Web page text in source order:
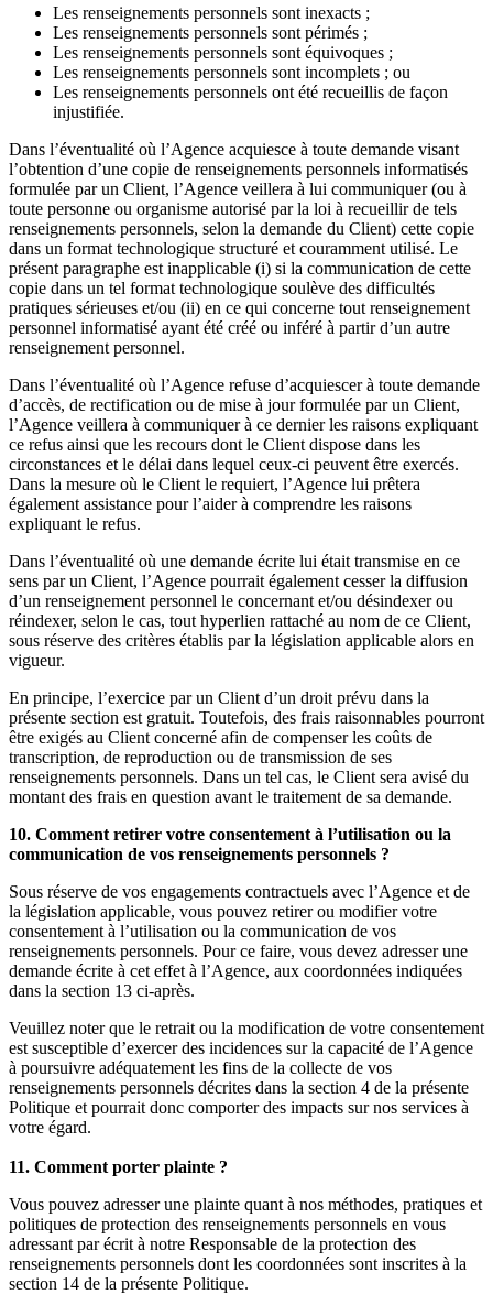
Les renseignements personnels sont inexacts ;
Les renseignements personnels sont périmés ;
Les renseignements personnels sont équivoques ;
Les renseignements personnels sont incomplets ; ou
Les renseignements personnels ont été recueillis de façon
injustifiée.
Dans l’éventualité où l’Agence acquiesce à toute demande visant
l’obtention d’une copie de renseignements personnels informatisés
formulée par un Client, l’Agence veillera à lui communiquer (ou à
toute personne ou organisme autorisé par la loi à recueillir de tels
renseignements personnels, selon la demande du Client) cette copie
dans un format technologique structuré et couramment utilisé. Le
présent paragraphe est inapplicable (i) si la communication de cette
copie dans un tel format technologique soulève des difficultés
pratiques sérieuses et/ou (ii) en ce qui concerne tout renseignement
personnel informatisé ayant été créé ou inféré à partir d’un autre
renseignement personnel.
Dans l’éventualité où l’Agence refuse d’acquiescer à toute demande
d’accès, de rectification ou de mise à jour formulée par un Client,
l’Agence veillera à communiquer à ce dernier les raisons expliquant
ce refus ainsi que les recours dont le Client dispose dans les
circonstances et le délai dans lequel ceux-ci peuvent être exercés.
Dans la mesure où le Client le requiert, l’Agence lui prêtera
également assistance pour l’aider à comprendre les raisons
expliquant le refus.
Dans l’éventualité où une demande écrite lui était transmise en ce
sens par un Client, l’Agence pourrait également cesser la diffusion
d’un renseignement personnel le concernant et/ou désindexer ou
réindexer, selon le cas, tout hyperlien rattaché au nom de ce Client,
sous réserve des critères établis par la législation applicable alors en
vigueur.
En principe, l’exercice par un Client d’un droit prévu dans la
présente section est gratuit. Toutefois, des frais raisonnables pourront
être exigés au Client concerné afin de compenser les coûts de
transcription, de reproduction ou de transmission de ses
renseignements personnels. Dans un tel cas, le Client sera avisé du
montant des frais en question avant le traitement de sa demande.
10. Comment retirer votre consentement à l’utilisation ou la
communication de vos renseignements personnels ?
Sous réserve de vos engagements contractuels avec l’Agence et de
la législation applicable, vous pouvez retirer ou modifier votre
consentement à l’utilisation ou la communication de vos
renseignements personnels. Pour ce faire, vous devez adresser une
demande écrite à cet effet à l’Agence, aux coordonnées indiquées
dans la section 13 ci-après.
Veuillez noter que le retrait ou la modification de votre consentement
est susceptible d’exercer des incidences sur la capacité de l’Agence
à poursuivre adéquatement les fins de la collecte de vos
renseignements personnels décrites dans la section 4 de la présente
Politique et pourrait donc comporter des impacts sur nos services à
votre égard.
11. Comment porter plainte ?
Vous pouvez adresser une plainte quant à nos méthodes, pratiques et
politiques de protection des renseignements personnels en vous
adressant par écrit à notre Responsable de la protection des
renseignements personnels dont les coordonnées sont inscrites à la
section 14 de la présente Politique.